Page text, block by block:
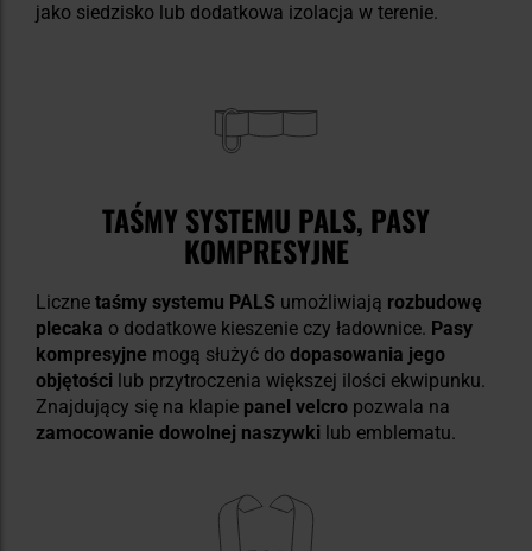
jako siedzisko lub dodatkowa izolacja w terenie.
TAŚMY SYSTEMU PALS, PASY
KOMPRESYJNE
Liczne taśmy systemu PALS umożliwiają rozbudowę
plecaka o dodatkowe kieszenie czy ładownice. Pasy
kompresyjne mogą służyć do dopasowania jego
objętości lub przytroczenia większej ilości ekwipunku.
Znajdujący się na klapie panel velcro pozwala na
zamocowanie dowolnej naszywki lub emblematu.